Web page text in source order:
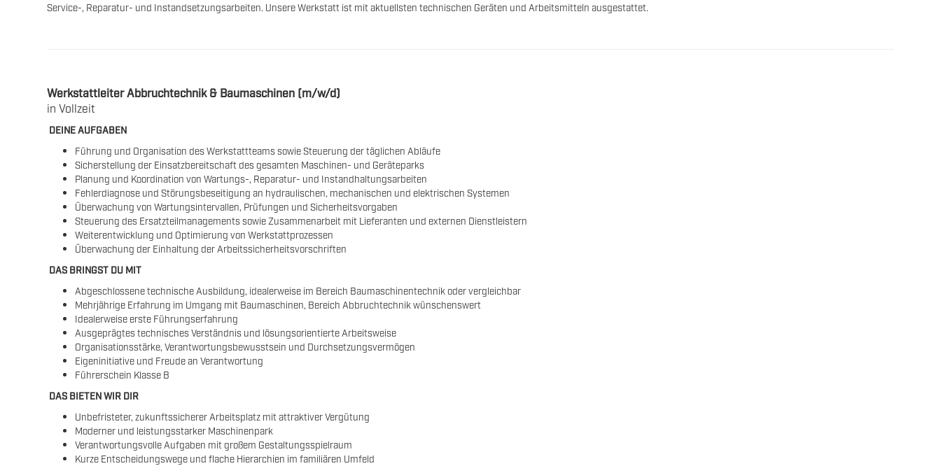
Service-, Reparatur- und Instandsetzungsarbeiten. Unsere Werkstatt ist mit aktuellsten technischen Geräten und Arbeitsmitteln ausgestattet.
Werkstattleiter Abbruchtechnik & Baumaschinen (m/w/d)
in Vollzeit
DEINE AUFGABEN
Führung und Organisation des Werkstattteams sowie Steuerung der täglichen Abläufe
Sicherstellung der Einsatzbereitschaft des gesamten Maschinen- und Geräteparks
Planung und Koordination von Wartungs-, Reparatur- und Instandhaltungsarbeiten
Fehlerdiagnose und Störungsbeseitigung an hydraulischen, mechanischen und elektrischen Systemen
Überwachung von Wartungsintervallen, Prüfungen und Sicherheitsvorgaben
Steuerung des Ersatzteilmanagements sowie Zusammenarbeit mit Lieferanten und externen Dienstleistern
Weiterentwicklung und Optimierung von Werkstattprozessen
Überwachung der Einhaltung der Arbeitssicherheitsvorschriften
DAS BRINGST DU MIT
Abgeschlossene technische Ausbildung, idealerweise im Bereich Baumaschinentechnik oder vergleichbar
Mehrjährige Erfahrung im Umgang mit Baumaschinen, Bereich Abbruchtechnik wünschenswert
Idealerweise erste Führungserfahrung
Ausgeprägtes technisches Verständnis und lösungsorientierte Arbeitsweise
Organisationsstärke, Verantwortungsbewusstsein und Durchsetzungsvermögen
Eigeninitiative und Freude an Verantwortung
Führerschein Klasse B
DAS BIETEN WIR DIR
Unbefristeter, zukunftssicherer Arbeitsplatz mit attraktiver Vergütung
Moderner und leistungsstarker Maschinenpark
Verantwortungsvolle Aufgaben mit großem Gestaltungsspielraum
Kurze Entscheidungswege und flache Hierarchien im familiären Umfeld